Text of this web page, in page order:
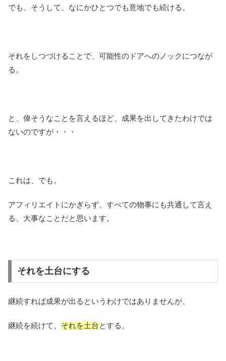
でも、そうして、なにかひとつでも意地でも続ける。
それをしつづけることで、可能性のドアへのノックにつなが
る。
と、偉そうなことを言えるほど、成果を出してきたわけでは
ないのですが・・・
これは、でも。
アフィリエイトにかぎらず、すべての物事にも共通して言え
る、大事なことだと思います。
それを土台にする
継続すれば成果が出るというわけではありませんが、
継続を続けて、 それを土台とする。